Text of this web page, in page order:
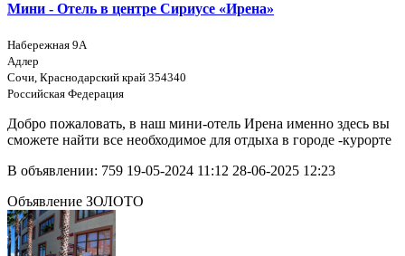
Мини - Отель в центре Сириусе «Ирена»
Набережная 9А
Адлер
Сочи, Краснодарский край 354340
Российская Федерация
Добро пожаловать, в наш мини-отель Ирена именно здесь вы
сможете найти все необходимое для отдыха в городе -курорте
В объявлении: 759 19-05-2024 11:12 28-06-2025 12:23
Объявление ЗОЛОТО